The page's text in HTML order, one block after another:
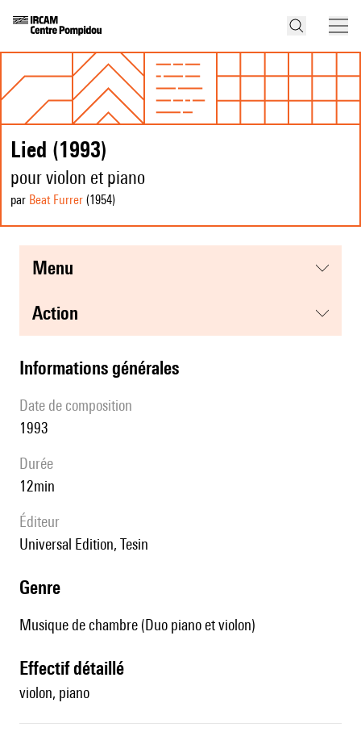
Lied (1993)
pour violon et piano
par Beat Furrer (1954)
menu
action
informations générales
date de composition
1993
durée
12min
éditeur
Universal Edition, Tesin
genre
Musique de chambre (Duo piano et violon)
effectif détaillé
violon, piano